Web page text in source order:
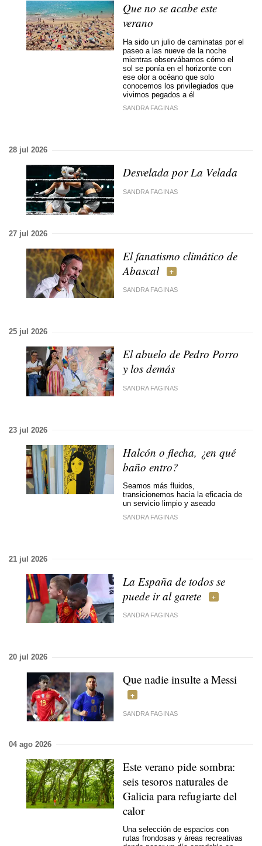
Que no se acabe este
verano
Ha sido un julio de caminatas por el
paseo a las nueve de la noche
mientras observábamos cómo el
sol se ponía en el horizonte con
ese olor a océano que solo
conocemos los privilegiados que
vivimos pegados a él
SANDRA FAGINAS
28 jul 2026
Desvelada por La Velada
SANDRA FAGINAS
27 jul 2026
El fanatismo climático de
Abascal
SANDRA FAGINAS
25 jul 2026
El abuelo de Pedro Porro
y los demás
SANDRA FAGINAS
23 jul 2026
Halcón o flecha, ¿en qué
baño entro?
Seamos más fluidos,
transicionemos hacia la eficacia de
un servicio limpio y aseado
SANDRA FAGINAS
21 jul 2026
La España de todos se
puede ir al garete
SANDRA FAGINAS
20 jul 2026
Que nadie insulte a Messi
SANDRA FAGINAS
04 ago 2026
Este verano pide sombra:
seis tesoros naturales de
Galicia para refugiarte del
calor
Una selección de espacios con
rutas frondosas y áreas recreativas